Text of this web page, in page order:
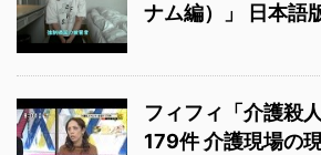
ナム編）」 日本語
フィフィ「介護殺
179件 介護現場の